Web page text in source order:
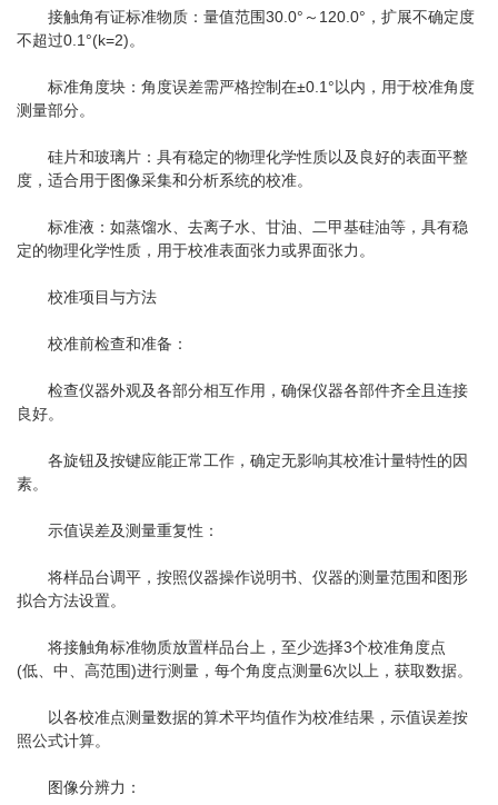
接触角有证标准物质：量值范围30.0°～120.0°，扩展不确定度
不超过0.1°(k=2)。
标准角度块：角度误差需严格控制在±0.1°以内，用于校准角度
测量部分。
硅片和玻璃片：具有稳定的物理化学性质以及良好的表面平整
度，适合用于图像采集和分析系统的校准。
标准液：如蒸馏水、去离子水、甘油、二甲基硅油等，具有稳
定的物理化学性质，用于校准表面张力或界面张力。
校准项目与方法
校准前检查和准备：
检查仪器外观及各部分相互作用，确保仪器各部件齐全且连接
良好。
各旋钮及按键应能正常工作，确定无影响其校准计量特性的因
素。
示值误差及测量重复性：
将样品台调平，按照仪器操作说明书、仪器的测量范围和图形
拟合方法设置。
将接触角标准物质放置样品台上，至少选择3个校准角度点
(低、中、高范围)进行测量，每个角度点测量6次以上，获取数据。
以各校准点测量数据的算术平均值作为校准结果，示值误差按
照公式计算。
图像分辨力：